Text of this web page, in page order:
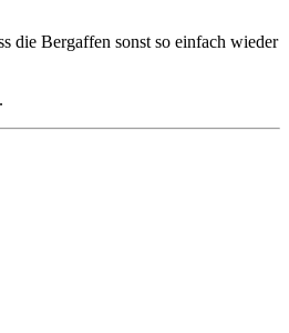
die Bergaffen sonst so einfach wieder